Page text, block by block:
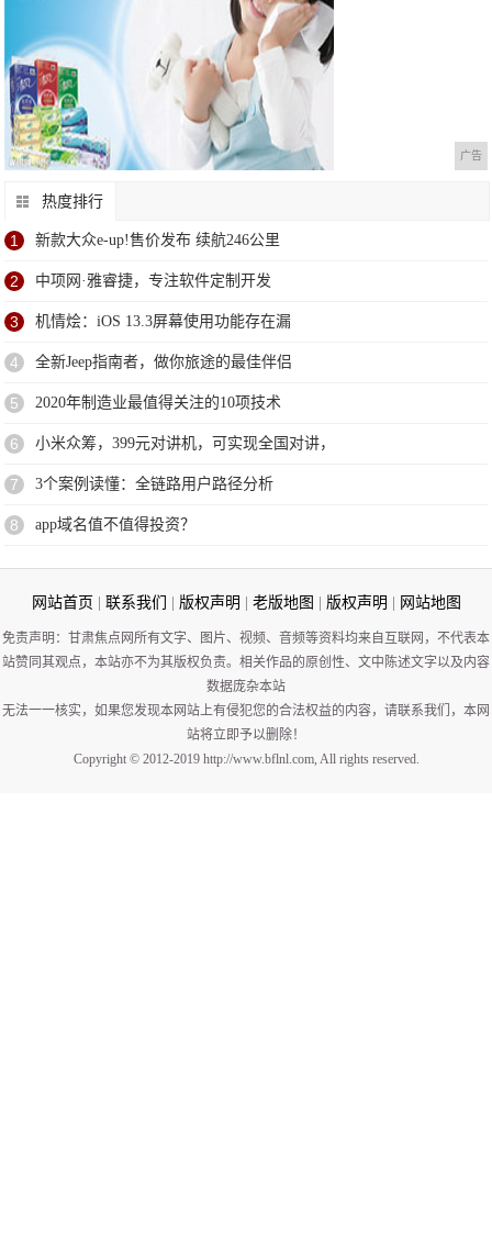
广告
热度排行
1 新款大众e-up!售价发布 续航246公里
2 中项网·雅睿捷，专注软件定制开发
3 机情烩：iOS 13.3屏幕使用功能存在漏
4 全新Jeep指南者，做你旅途的最佳伴侣
5 2020年制造业最值得关注的10项技术
6 小米众筹，399元对讲机，可实现全国对讲，
7 3个案例读懂：全链路用户路径分析
8 app域名值不值得投资？
网站首页 联系我们 版权声明 老版地图 版权声明 网站地图
免责声明：甘肃焦点网所有文字、图片、视频、音频等资料均来自互联网，不代表本
站赞同其观点，本站亦不为其版权负责。相关作品的原创性、文中陈述文字以及内容
数据庞杂本站
无法一一核实，如果您发现本网站上有侵犯您的合法权益的内容，请联系我们，本网
站将立即予以删除！
Copyright © 2012-2019 http://www.bflnl.com, All rights reserved.